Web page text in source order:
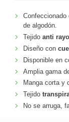
Confeccionado
de algodón.
Tejido anti
Diseño con
Disponible en
Amplia gama
Manga corta y
Tejido
No se arruga,